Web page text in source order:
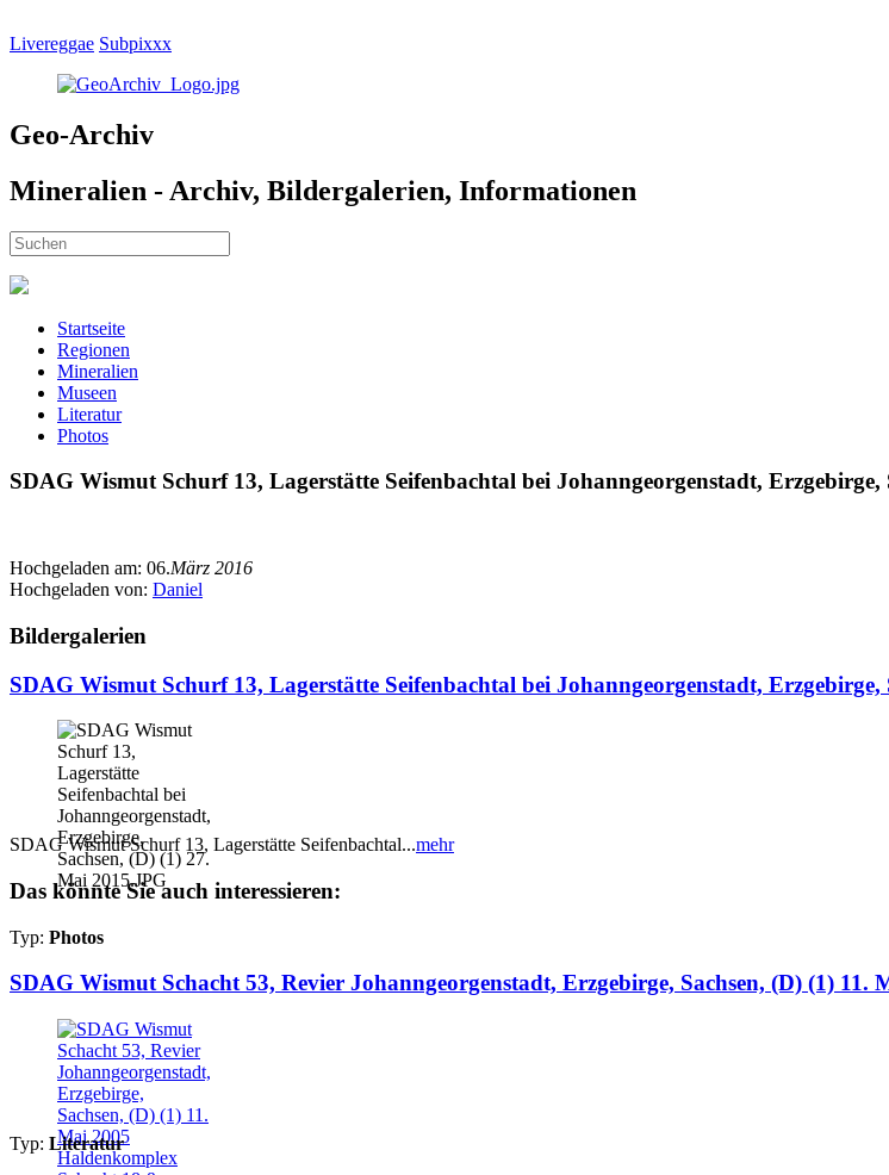
Livereggae Subpixxx
Geo-Archiv
Mineralien - Archiv, Bildergalerien, Informationen
Startseite
Regionen
Mineralien
Museen
Literatur
Photos
SDAG Wismut Schurf 13, Lagerstätte Seifenbachtal bei Johanngeorgenstadt, Erzgebirge,
Hochgeladen am: 06.März 2016
Hochgeladen von: Daniel
Bildergalerien
SDAG Wismut Schurf 13, Lagerstätte Seifenbachtal bei Johanngeorgenstadt, Erzgebirge,
SDAG Wismut Schurf 13, Lagerstätte Seifenbachtal...mehr
Das könnte Sie auch interessieren:
Typ: Photos
SDAG Wismut Schacht 53, Revier Johanngeorgenstadt, Erzgebirge, Sachsen, (D) (1)
Typ: Literatur